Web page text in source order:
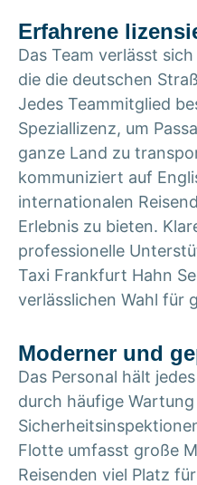
Erfahrene
Das Team verlässt
die die deutschen
Jedes Teammitglied
Speziallizenz, um
ganze Land zu
kommuniziert auf
internationalen
Erlebnis zu bieten.
professionelle
Taxi Frankfurt Hahn
verlässlichen Wahl für
Moderner und
Das Personal hält
durch häufige
Flotte umfasst große
Reisenden viel Platz